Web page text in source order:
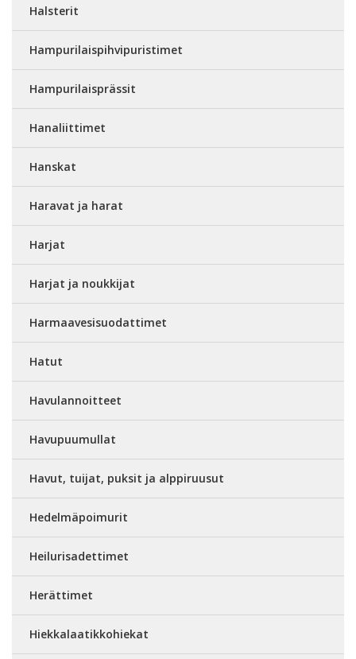
Halsterit
Hampurilaispihvipuristimet
Hampurilaisprässit
Hanaliittimet
Hanskat
Haravat ja harat
Harjat
Harjat ja noukkijat
Harmaavesisuodattimet
Hatut
Havulannoitteet
Havupuumullat
Havut, tuijat, puksit ja alppiruusut
Hedelmäpoimurit
Heilurisadettimet
Herättimet
Hiekkalaatikkohiekat